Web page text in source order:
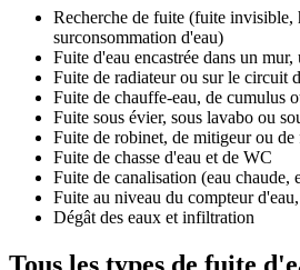
Recherche de fuite (fuite invisible,
surconsommation d'eau)
Fuite d'eau encastrée dans un
Fuite de radiateur ou sur le circuit
Fuite de chauffe-eau, de cumulus
Fuite sous évier, sous lavabo ou
Fuite de robinet, de mitigeur ou
Fuite de chasse d'eau et de WC
Fuite de canalisation (eau chaude,
Fuite au niveau du compteur
Dégât des eaux et infiltration